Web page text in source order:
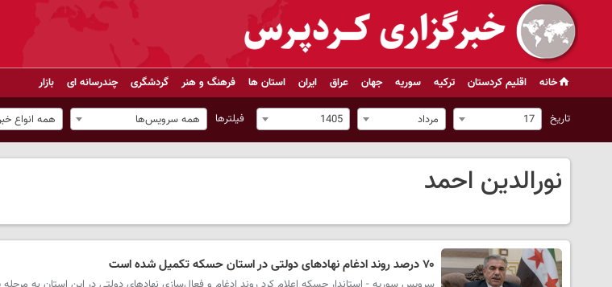
خانه اقلیم کردستان ترکیه سوریه جهان عراق ایران استان ها فرهنگ و هنر گردشگری چندرسانه ای بازار
تاریخ 17 مرداد 1405 فیلترها همه سرویس‌ها همه انواع
نورالدین احمد
۷۰ درصد روند ادغام نهادهای دولتی در استان حسکه تکمیل شده است